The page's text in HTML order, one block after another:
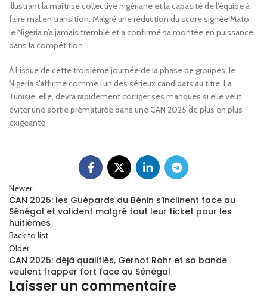
illustrant la maîtrise collective nigériane et la capacité de l’équipe à
faire mal en transition. Malgré une réduction du score signée Mato,
le Nigeria n’a jamais tremblé et a confirmé sa montée en puissance
dans la compétition.
À l’issue de cette troisième journée de la phase de groupes, le
Nigeria s’affirme comme l’un des sérieux candidats au titre. La
Tunisie, elle, devra rapidement corriger ses manques si elle veut
éviter une sortie prématurée dans une CAN 2025 de plus en plus
exigeante.
Newer
CAN 2025: les Guépards du Bénin s’inclinent face au
Sénégal et valident malgré tout leur ticket pour les
huitièmes
Back to list
Older
CAN 2025: déjà qualifiés, Gernot Rohr et sa bande
veulent frapper fort face au Sénégal
Laisser un commentaire